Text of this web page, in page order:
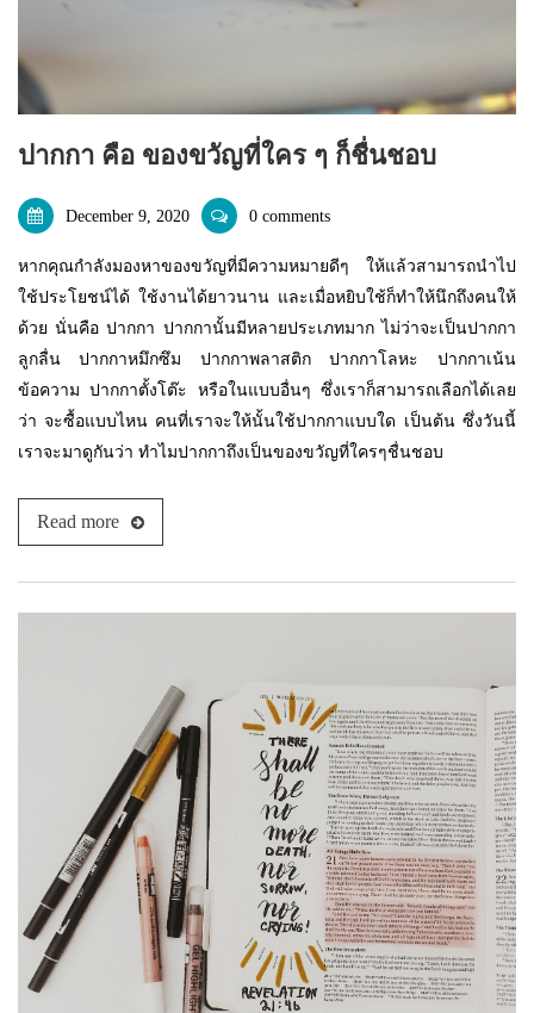
ปากกา คือ ของขวัญที่ใคร ๆ ก็ชื่นชอบ
December 9, 2020 0 comments
หากคุณกำลังมองหาของขวัญที่มีความหมายดีๆ ให้แล้วสามารถนำไป
ใช้ประโยชน์ได้ ใช้งานได้ยาวนาน และเมื่อหยิบใช้ก็ทำให้นึกถึงคนให้
ด้วย นั่นคือ ปากกา ปากกานั้นมีหลายประเภทมาก ไม่ว่าจะเป็นปากกา
ลูกลื่น ปากกาหมึกซึม ปากกาพลาสติก ปากกาโลหะ ปากกาเน้น
ข้อความ ปากกาตั้งโต๊ะ หรือในแบบอื่นๆ ซึ่งเราก็สามารถเลือกได้เลย
ว่า จะซื้อแบบไหน คนที่เราจะให้นั้นใช้ปากกาแบบใด เป็นต้น ซึ่งวันนี้
เราจะมาดูกันว่า ทำไมปากกาถึงเป็นของขวัญที่ใครๆชื่นชอบ
Read more